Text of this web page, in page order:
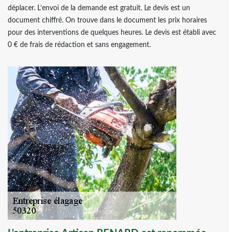
déplacer. L’envoi de la demande est gratuit. Le devis est un
document chiffré. On trouve dans le document les prix horaires
pour des interventions de quelques heures. Le devis est établi avec
0 € de frais de rédaction et sans engagement.